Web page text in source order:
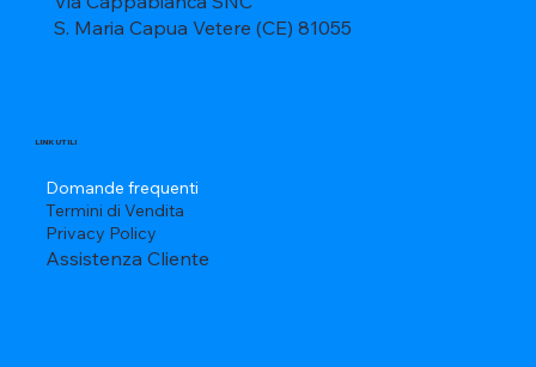
S. Maria Capua Vetere (CE) 81055
LINK UTILI
Domande frequenti
Termini di Vendita
Privacy Policy
Assistenza Cliente